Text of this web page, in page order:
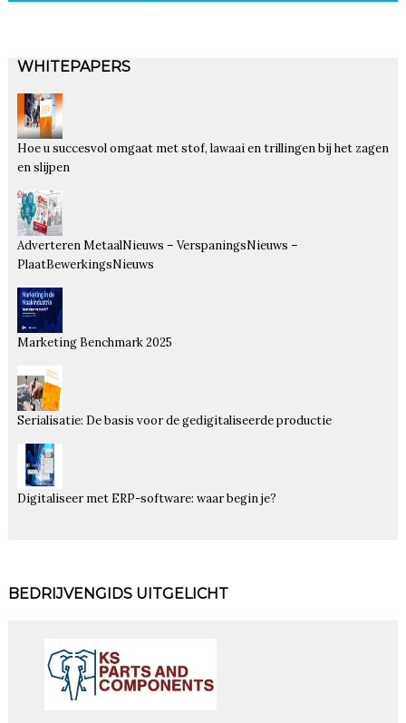
WHITEPAPERS
Hoe u succesvol omgaat met stof, lawaai en trillingen bij het zagen
en slijpen
Adverteren MetaalNieuws – VerspaningsNieuws –
PlaatBewerkingsNieuws
Marketing Benchmark 2025
Serialisatie: De basis voor de gedigitaliseerde productie
Digitaliseer met ERP-software: waar begin je?
BEDRIJVENGIDS UITGELICHT